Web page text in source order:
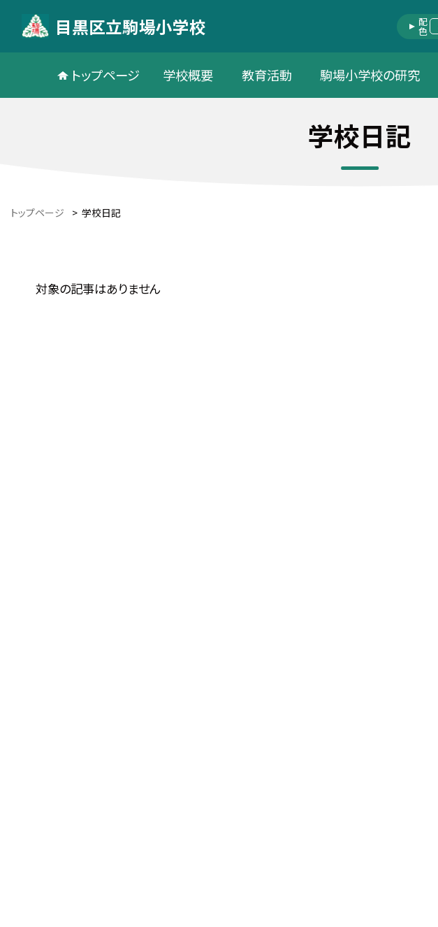
目黒区立駒場小学校 配色
トップページ 学校概要 教育活動 駒場小学校の研究
学校日記
トップページ > 学校日記
対象の記事はありません